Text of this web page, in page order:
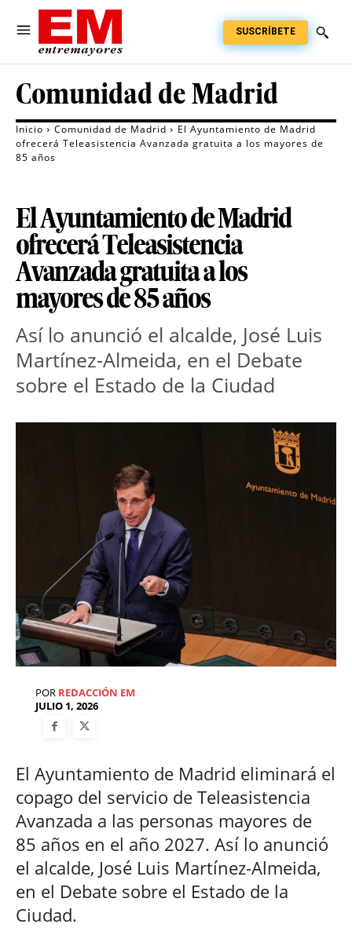
SUSCRÍBETE
Comunidad de Madrid
Inicio Comunidad de Madrid
El Ayuntamiento de Madrid
ofrecerá Teleasistencia Avanzada gratuita a los mayores de
85 años
El Ayuntamiento de Madrid
ofrecerá Teleasistencia
Avanzada gratuita a los
mayores de 85 años
Así lo anunció el alcalde, José Luis
Martínez-Almeida, en el Debate
sobre el Estado de la Ciudad
POR REDACCIÓN EM
JULIO 1, 2026
El Ayuntamiento de Madrid eliminará el
copago del servicio de Teleasistencia
Avanzada a las personas mayores de
85 años en el año 2027. Así lo anunció
el alcalde, José Luis Martínez-Almeida,
en el Debate sobre el Estado de la
Ciudad.